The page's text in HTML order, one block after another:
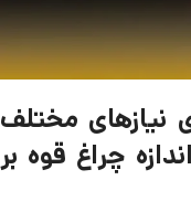
نیازهای مختلف
چراغ قوه بر